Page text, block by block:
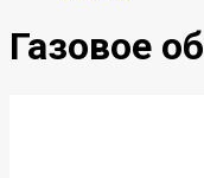
Газовое